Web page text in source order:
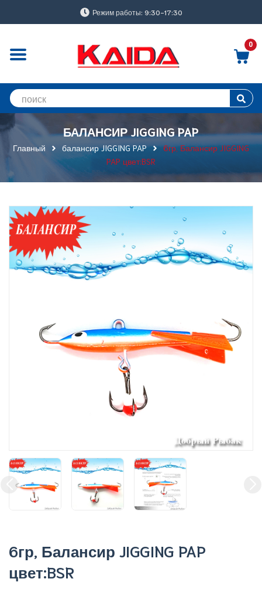
Режим работы: 9:30-17:30
0
БАЛАНСИР JIGGING PAP
Главный балансир JIGGING PAP
6гр, Балансир JIGGING
PAP цвет:BSR
6гр, Балансир JIGGING PAP
цвет:BSR